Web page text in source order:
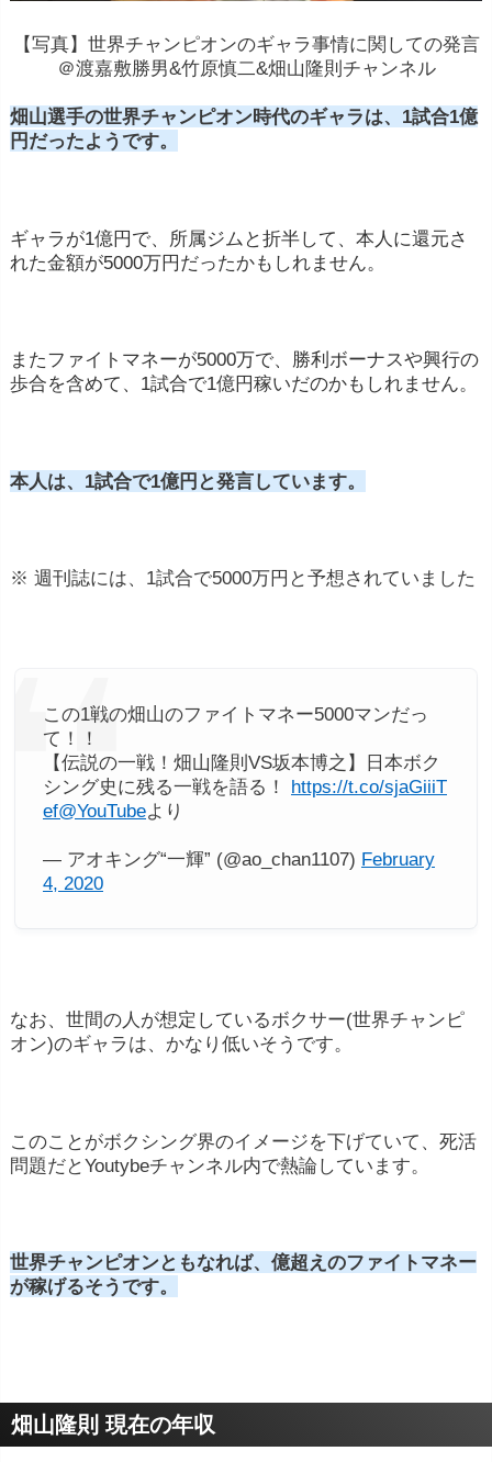
【写真】世界チャンピオンのギャラ事情に関しての発言
＠渡嘉敷勝男&竹原慎二&畑山隆則チャンネル
畑山選手の世界チャンピオン時代のギャラは、1試合1億
円だったようです。
ギャラが1億円で、所属ジムと折半して、本人に還元さ
れた金額が5000万円だったかもしれません。
またファイトマネーが5000万で、勝利ボーナスや興行の
歩合を含めて、1試合で1億円稼いだのかもしれません。
本人は、1試合で1億円と発言しています。
※ 週刊誌には、1試合で5000万円と予想されていました
この1戦の畑山のファイトマネー5000マンだっ
て！！
【伝説の一戦！畑山隆則VS坂本博之】日本ボク
シング史に残る一戦を語る！ https://t.co/sjaGiiiT
ef@YouTubeより
— アオキング“一輝” (@ao_chan1107) February
4, 2020
なお、世間の人が想定しているボクサー(世界チャンピ
オン)のギャラは、かなり低いそうです。
このことがボクシング界のイメージを下げていて、死活
問題だとYoutybeチャンネル内で熱論しています。
世界チャンピオンともなれば、億超えのファイトマネー
が稼げるそうです。
畑山隆則 現在の年収